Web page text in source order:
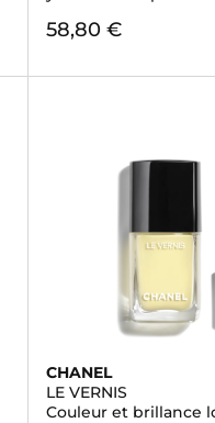
58,80 €
CHANEL
LE VERNIS
Couleur et brillance